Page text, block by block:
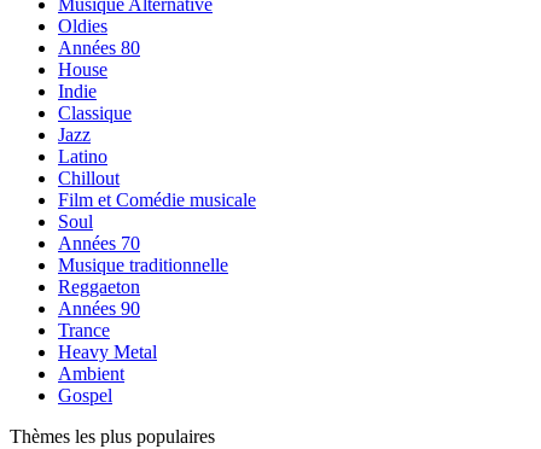
Musique Alternative
Oldies
Années 80
House
Indie
Classique
Jazz
Latino
Chillout
Film et Comédie musicale
Soul
Années 70
Musique traditionnelle
Reggaeton
Années 90
Trance
Heavy Metal
Ambient
Gospel
Thèmes les plus populaires